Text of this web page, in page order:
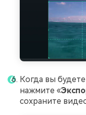
Когда вы
нажмите «
сохраните